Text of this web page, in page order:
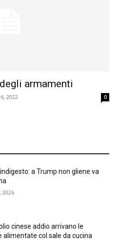
armamenti
2022 0
a Trump non gliene va
2026
cinese addio arrivano le
alimentate col sale da cucina